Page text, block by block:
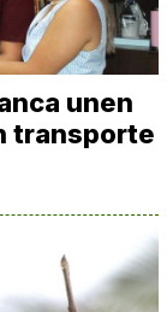
unen
transporte